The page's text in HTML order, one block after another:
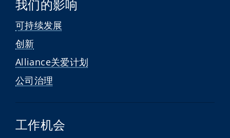
我们的影响
可持续发展
创新
Alliance关爱计划
公司治理
工作机会